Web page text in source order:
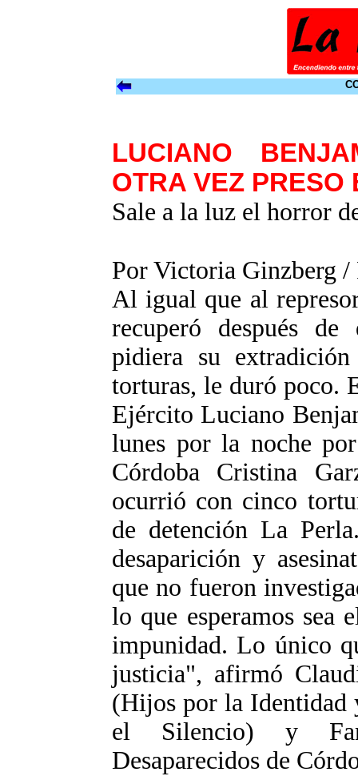
LUCIANO
OTRA VEZ PRESO
Sale a la luz el horror
Por Victoria Ginzberg
Al igual que al
recuperó después
pidiera su
torturas, le duró poco.
Ejército Luciano
lunes por la noche
Córdoba Cristina
ocurrió con cinco
de detención La
desaparición y
que no fueron
lo que esperamos sea
impunidad. Lo único
justicia", afirmó
(Hijos por la Identidad
el Silencio) y
Desaparecidos de